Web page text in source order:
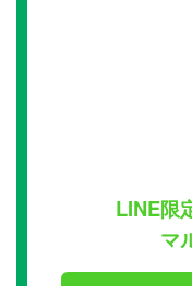
LINE限
マ